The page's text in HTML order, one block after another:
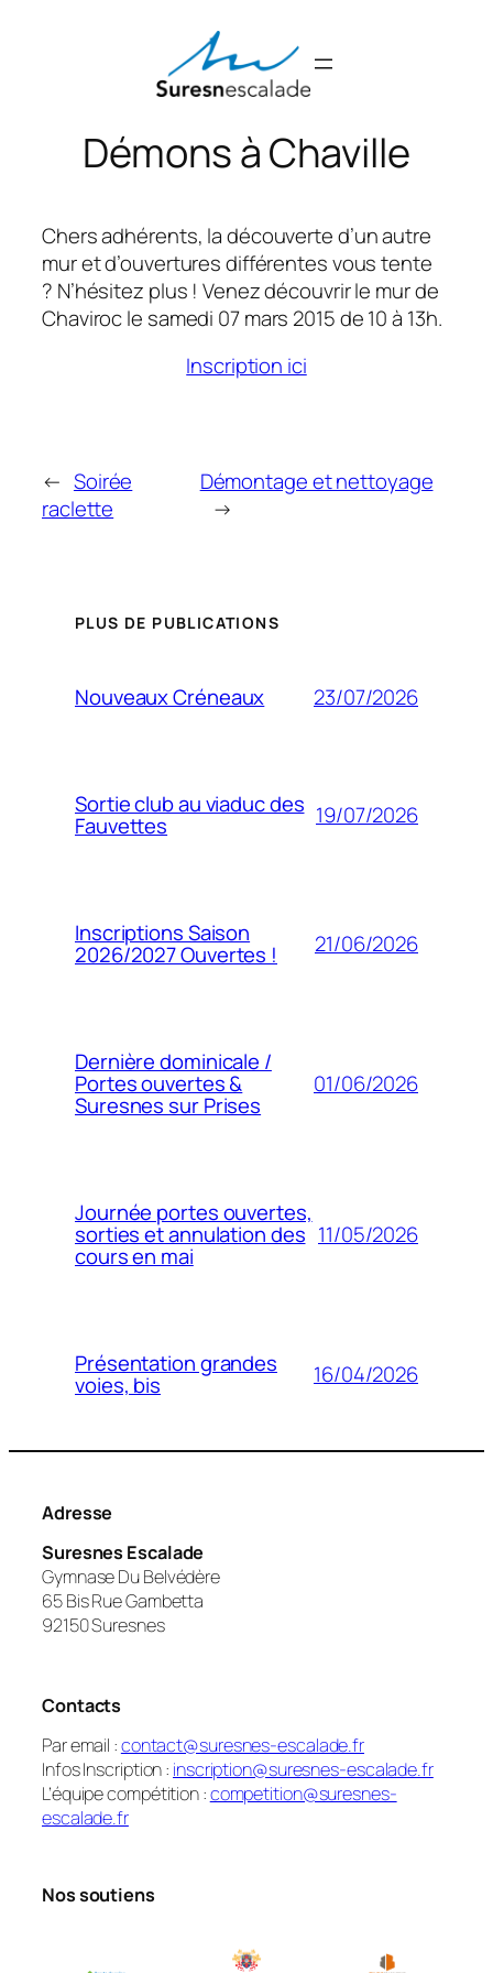
Démons à Chaville
Chers adhérents, la découverte d’un autre
mur et d’ouvertures différentes vous tente
? N’hésitez plus ! Venez découvrir le mur de
Chaviroc le samedi 07 mars 2015 de 10 à 13h.
Inscription ici
← Soirée
raclette
Démontage et nettoyage
→
PLUS DE PUBLICATIONS
Nouveaux Créneaux 23/07/2026
Sortie club au viaduc des
Fauvettes 19/07/2026
Inscriptions Saison
2026/2027 Ouvertes ! 21/06/2026
Dernière dominicale /
Portes ouvertes &
Suresnes sur Prises
01/06/2026
Journée portes ouvertes,
sorties et annulation des
cours en mai
11/05/2026
Présentation grandes
voies, bis 16/04/2026
Adresse
Suresnes Escalade
Gymnase Du Belvédère
65 Bis Rue Gambetta
92150 Suresnes
Contacts
Par email :contact@suresnes-escalade.fr
Infos Inscription : inscription@suresnes-escalade.fr
L’équipe compétition :competition@suresnes-
escalade.fr
Nos soutiens